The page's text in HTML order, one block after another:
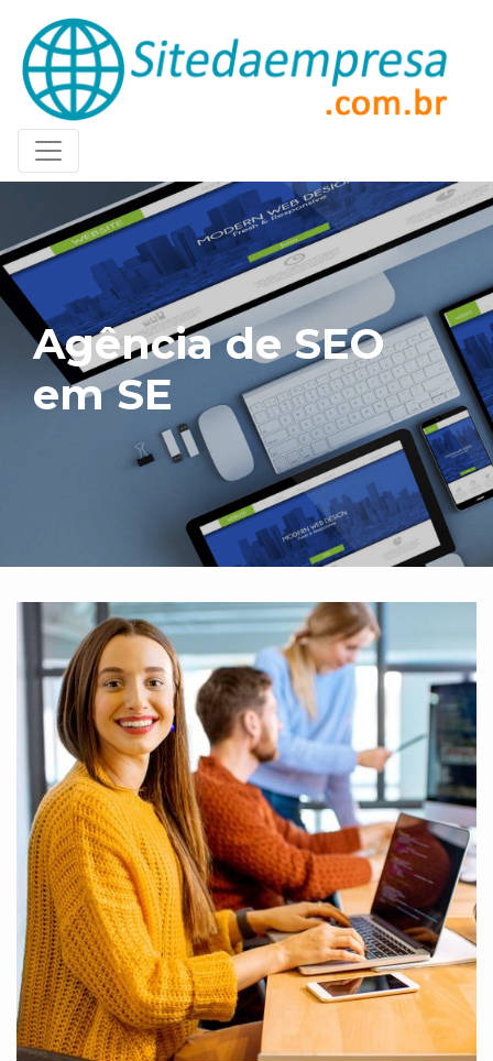
Agência de SEO
em SE